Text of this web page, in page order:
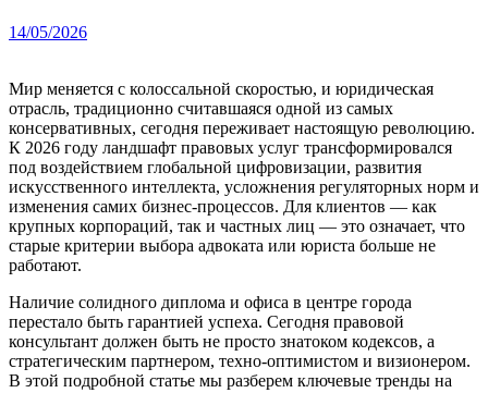
14/05/2026
Мир меняется с колоссальной скоростью, и юридическая
отрасль, традиционно считавшаяся одной из самых
консервативных, сегодня переживает настоящую революцию.
К 2026 году ландшафт правовых услуг трансформировался
под воздействием глобальной цифровизации, развития
искусственного интеллекта, усложнения регуляторных норм и
изменения самих бизнес-процессов. Для клиентов — как
крупных корпораций, так и частных лиц — это означает, что
старые критерии выбора адвоката или юриста больше не
работают.
Наличие солидного диплома и офиса в центре города
перестало быть гарантией успеха. Сегодня правовой
консультант должен быть не просто знатоком кодексов, а
стратегическим партнером, техно-оптимистом и визионером.
В этой подробной статье мы разберем ключевые тренды на